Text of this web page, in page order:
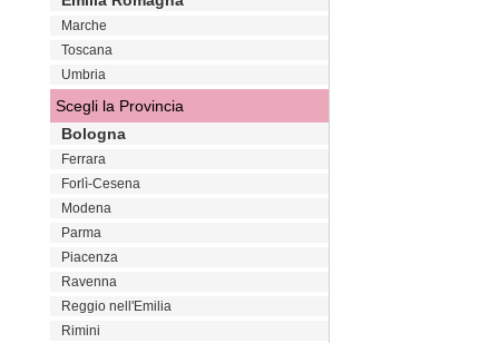
Marche
Toscana
Umbria
Scegli la Provincia
Bologna
Ferrara
Forlì-Cesena
Modena
Parma
Piacenza
Ravenna
Reggio nell'Emilia
Rimini